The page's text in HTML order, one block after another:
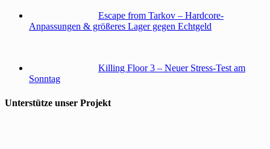
Escape from Tarkov – Hardcore-
Anpassungen & größeres Lager gegen Echtgeld
Killing Floor 3 – Neuer Stress-Test am
Sonntag
Unterstütze unser Projekt